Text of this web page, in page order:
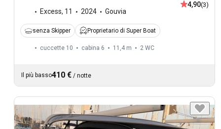
Excess, 11 2024 Gouvia
4,90(3)
senza Skipper Proprietario di Super Boat
cuccette 10 cabina 6 11,4 m 2 WC
Il più basso410 € / notte